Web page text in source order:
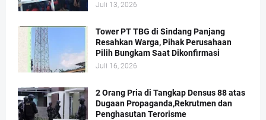
Juli 13, 2026
Tower PT TBG di Sindang Panjang
Resahkan Warga, Pihak Perusahaan
Pilih Bungkam Saat Dikonfirmasi
Juli 16, 2026
2 Orang Pria di Tangkap Densus 88 atas
Dugaan Propaganda,Rekrutmen dan
Penghasutan Terorisme